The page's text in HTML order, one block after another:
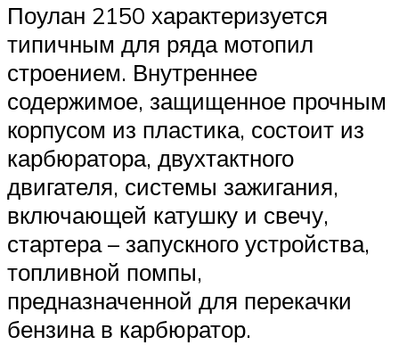
Поулан 2150 характеризуется
типичным для ряда мотопил
строением. Внутреннее
содержимое, защищенное прочным
корпусом из пластика, состоит из
карбюратора, двухтактного
двигателя, системы зажигания,
включающей катушку и свечу,
стартера – запускного устройства,
топливной помпы,
предназначенной для перекачки
бензина в карбюратор.